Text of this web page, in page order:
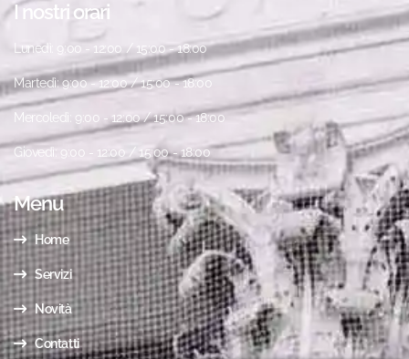
I nostri orari
Lunedì: 9:00 - 12:00 / 15:00 - 18:00
Martedì: 9:00 - 12:00 / 15:00 - 18:00
Mercoledì: 9:00 - 12:00 / 15:00 - 18:00
Giovedì: 9:00 - 12:00 / 15:00 - 18:00
Menu
Home
Servizi
Novità
Contatti